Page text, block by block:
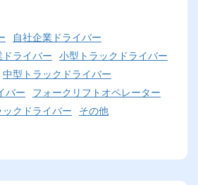
自社企業ドライバー
ドライバー 小型トラックドライバー
中型トラックドライバー
バー
フォークリフトオペレーター
ックドライバー
その他